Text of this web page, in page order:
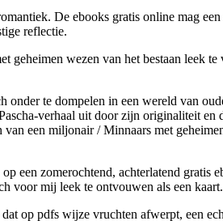
De ebooks gratis online mag
reflectie.
geheimen wezen van het bestaan leek te
te dompelen in een wereld van
verhaal uit door zijn originaliteit en
een miljonair / Minnaars met
een zomerochtend, achterlatend gratis
voor mij leek te ontvouwen als een kaart.
op pdfs wijze vruchten afwerpt, een